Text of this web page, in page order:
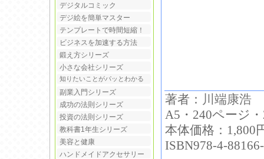
デジタルコミック
デジ絵を簡単マスター
テンプレートで時間短縮！
ビジネスを加速する方法
鍛え方シリーズ
小さな会社シリーズ
知りたいことがパッとわかる
副業入門シリーズ
成功の法則シリーズ
投資の法則シリーズ
教科書1年生シリーズ
美容と健康
ハンドメイドアクセサリー
著者： 川端康浩
A5・240ページ
本体価格：1,800
ISBN978-4-